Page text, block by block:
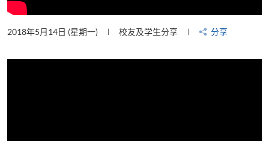
2018年5月14日 (星期一) 校友及学生分享 分享